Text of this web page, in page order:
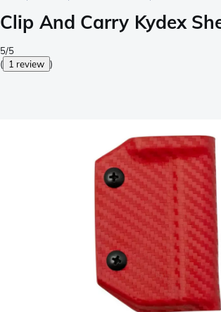
Clip And Carry Kydex
5/5
( 1 review )